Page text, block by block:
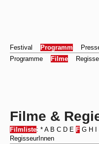
Festival Programm
Programme
Filme
Filme &
Filmliste: * A B C D E F G H
RegisseurInnen